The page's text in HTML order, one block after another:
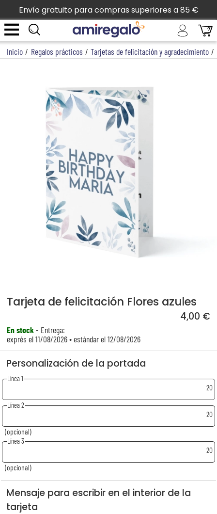
Envío gratuito para compras superiores a 85 €
Inicio / Regalos prácticos / Tarjetas de felicitación y agradecimiento /
Tarjeta de felicitación Flores azules
4,00 €
En stock- Entrega:
exprés el 11/08/2026 • estándar el 12/08/2026
Personalización de la portada
Línea 1
20
Línea 2
20
(opcional)
Línea 3
20
(opcional)
Mensaje para escribir en el interior de la
tarjeta